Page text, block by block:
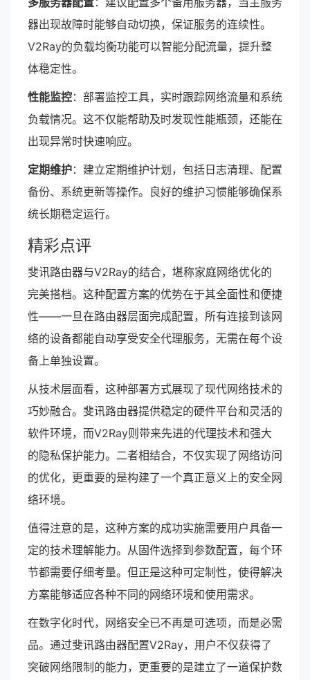
器出现故障时能够自动切换，保证服务的连续性。
V2Ray的负载均衡功能可以智能分配流量，提升整
体稳定性。
性能监控：部署监控工具，实时跟踪网络流量和系统
负载情况。这不仅能帮助及时发现性能瓶颈，还能在
出现异常时快速响应。
定期维护：建立定期维护计划，包括日志清理、配置
备份、系统更新等操作。良好的维护习惯能够确保系
统长期稳定运行。
精彩点评
斐讯路由器与V2Ray的结合，堪称家庭网络优化的
完美搭档。这种配置方案的优势在于其全面性和便捷
性——一旦在路由器层面完成配置，所有连接到该网
络的设备都能自动享受安全代理服务，无需在每个设
备上单独设置。
从技术层面看，这种部署方式展现了现代网络技术的
巧妙融合。斐讯路由器提供稳定的硬件平台和灵活的
软件环境，而V2Ray则带来先进的代理技术和强大
的隐私保护能力。二者相结合，不仅实现了网络访问
的优化，更重要的是构建了一个真正意义上的安全网
络环境。
值得注意的是，这种方案的成功实施需要用户具备一
定的技术理解能力。从固件选择到参数配置，每个环
节都需要仔细考量。但正是这种可定制性，使得解决
方案能够适应各种不同的网络环境和使用需求。
在数字化时代，网络安全已不再是可选项，而是必需
品。通过斐讯路由器配置V2Ray，用户不仅获得了
突破网络限制的能力，更重要的是建立了一道保护数